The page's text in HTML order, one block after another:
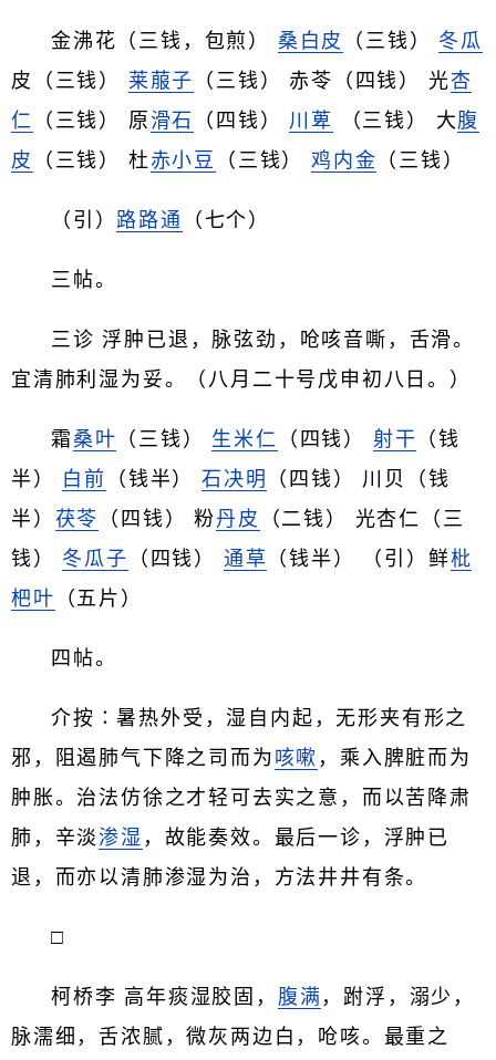
金沸花（三钱，包煎） 桑白皮 （三钱） 冬瓜
皮（三钱） 莱菔子 （三钱） 赤苓（四钱） 光杏
仁 （三钱） 原 滑石 （四钱） 川萆 （三钱） 大腹
皮
（三钱） 杜 赤小豆 （三钱）鸡内金 （三钱）
（引）路路通 （七个）
三帖。
三诊 浮肿已退，脉弦劲，呛咳音嘶，舌滑。
宜清肺利湿为妥。（八月二十号戊申初八日。）
霜 桑叶 （三钱） 生米仁 （四钱） 射干
（钱
半） 白前 （钱半）石决明
（四钱） 川贝（钱
半） 茯苓 （四钱） 粉丹皮
（二钱） 光杏仁（三
钱） 冬瓜子 （四钱） 通草 （钱半） （引）鲜枇
杷叶 （五片）
四帖。
介按∶暑热外受，湿自内起，无形夹有形之
邪，阻遏肺气下降之司而为 咳嗽 ，乘入脾脏而为
肿胀。治法仿徐之才轻可去实之意，而以苦降肃
肺，辛淡渗湿 ，故能奏效。最后一诊，浮肿已
退，而亦以清肺渗湿为治，方法井井有条。
□
柯桥李 高年痰湿胶固， 腹满 ，跗浮，溺少，
脉濡细，舌浓腻，微灰两边白，呛咳。最重之